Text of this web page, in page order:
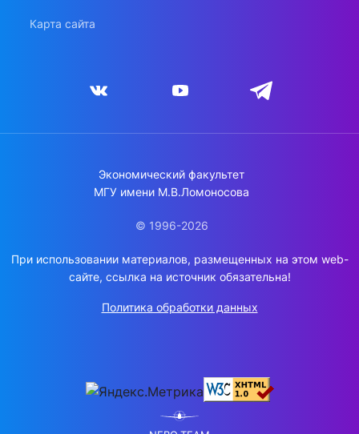
Карта сайта
Экономический факультет
МГУ имени М.В.Ломоносова
© 1996-2026
При использовании материалов, размещенных на этом web-
сайте, ссылка на источник обязательна!
Политика обработки данных